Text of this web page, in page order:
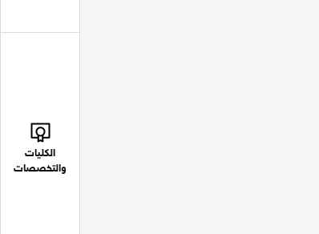
الكليات
والتخصصات